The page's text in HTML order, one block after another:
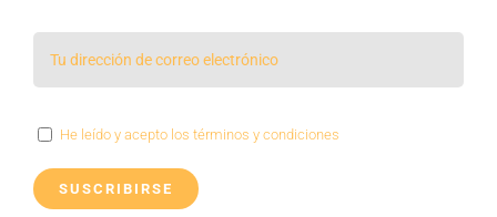
He leído y acepto los términos y condiciones